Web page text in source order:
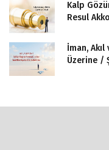
Kalp
Resul
İman,
Üzerine /